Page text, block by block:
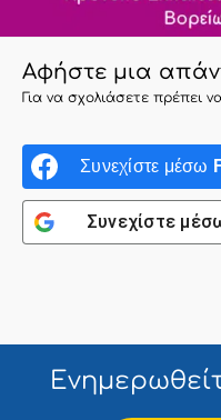
Αφήστε μια
Για να σχολιάσετε πρέπει
Συνεχίστε μέσω
Συνεχίστε